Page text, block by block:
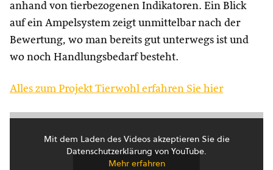
anhand von tierbezogenen Indikatoren. Ein Blick
auf ein Ampelsystem zeigt unmittelbar nach der
Bewertung, wo man bereits gut unterwegs ist und
wo noch Handlungsbedarf besteht.
Alles zum Projekt Tierwohl erfahren Sie hier
Mit dem Laden des Videos akzeptieren Sie die
Datenschutzerklärung von YouTube.
Mehr erfahren